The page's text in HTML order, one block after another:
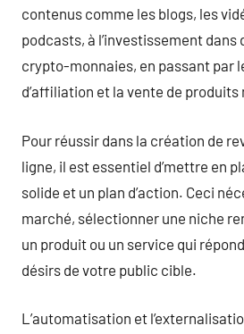
contenus comme les blogs, les
podcasts, à l’investissement dans
crypto-monnaies, en passant par
d’affiliation et la vente de produits
Pour réussir dans la création de
ligne, il est essentiel d’mettre en
solide et un plan d’action. Ceci
marché, sélectionner une niche
un produit ou un service qui
désirs de votre public cible.
L’automatisation et